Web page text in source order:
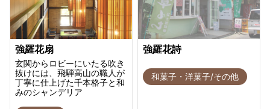
強羅花扇
玄関からロビーにいたる吹き
抜けには、飛騨高山の職人が
丁寧に仕上げた千本格子と和
みのシャンデリア
強羅花詩
和菓子・洋菓子/その他